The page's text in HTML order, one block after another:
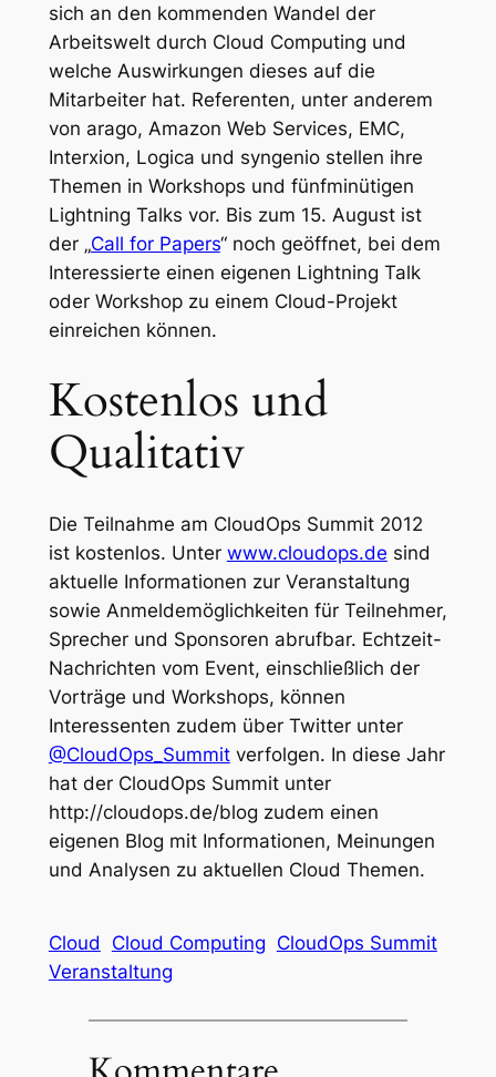
sich an den kommenden Wandel der
Arbeitswelt durch Cloud Computing und
welche Auswirkungen dieses auf die
Mitarbeiter hat. Referenten, unter anderem
von arago, Amazon Web Services, EMC,
Interxion, Logica und syngenio stellen ihre
Themen in Workshops und fünfminütigen
Lightning Talks vor. Bis zum 15. August ist
der „Call for Papers“ noch geöffnet, bei dem
Interessierte einen eigenen Lightning Talk
oder Workshop zu einem Cloud-Projekt
einreichen können.
Kostenlos und
Qualitativ
Die Teilnahme am CloudOps Summit 2012
ist kostenlos. Unter www.cloudops.de sind
aktuelle Informationen zur Veranstaltung
sowie Anmeldemöglichkeiten für Teilnehmer,
Sprecher und Sponsoren abrufbar. Echtzeit-
Nachrichten vom Event, einschließlich der
Vorträge und Workshops, können
Interessenten zudem über Twitter unter
@CloudOps_Summitverfolgen. In diese Jahr
hat der CloudOps Summit unter
http://cloudops.de/blog zudem einen
eigenen Blog mit Informationen, Meinungen
und Analysen zu aktuellen Cloud Themen.
Cloud Cloud Computing CloudOps Summit
Veranstaltung